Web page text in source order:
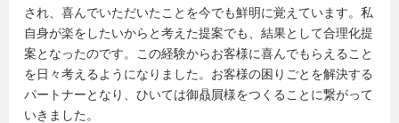
され、喜んでいただいたことを今でも鮮明に覚えています。私
自身が楽をしたいからと考えた提案でも、結果として合理化提
案となったのです。この経験からお客様に喜んでもらえること
を日々考えるようになりました。お客様の困りごとを解決する
パートナーとなり、ひいては御贔屓様をつくることに繋がって
いきました。